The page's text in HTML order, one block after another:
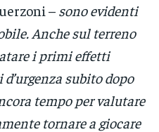
– sono evidenti
Anche sul terreno
i primi effetti
subito dopo
tempo per valutare
tornare a giocare